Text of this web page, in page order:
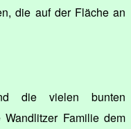
die auf der Fläche an
die vielen bunten
Familie dem